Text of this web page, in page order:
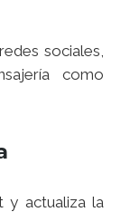
sociales,
como
y actualiza la